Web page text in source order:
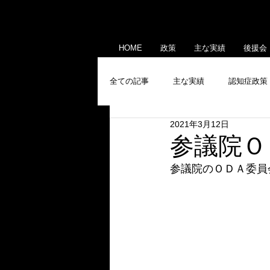
HOME 政策 主な実績 後援会
全ての記事 主な実績 認知症政策
メディア出演・掲載
参議院
2021年3月12日
参議院のＯＤＡ委